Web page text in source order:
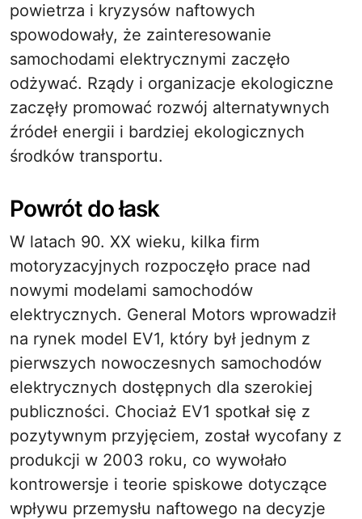
powietrza i kryzysów naftowych
spowodowały, że zainteresowanie
samochodami elektrycznymi zaczęło
odżywać. Rządy i organizacje ekologiczne
zaczęły promować rozwój alternatywnych
źródeł energii i bardziej ekologicznych
środków transportu.
Powrót do łask
W latach 90. XX wieku, kilka firm
motoryzacyjnych rozpoczęło prace nad
nowymi modelami samochodów
elektrycznych. General Motors wprowadził
na rynek model EV1, który był jednym z
pierwszych nowoczesnych samochodów
elektrycznych dostępnych dla szerokiej
publiczności. Chociaż EV1 spotkał się z
pozytywnym przyjęciem, został wycofany z
produkcji w 2003 roku, co wywołało
kontrowersje i teorie spiskowe dotyczące
wpływu przemysłu naftowego na decyzje